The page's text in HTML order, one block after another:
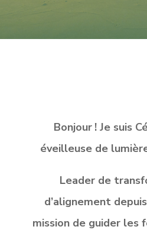
Bonjour ! Je suis
éveilleuse de
Leader de
d’alignement
mission de guider les